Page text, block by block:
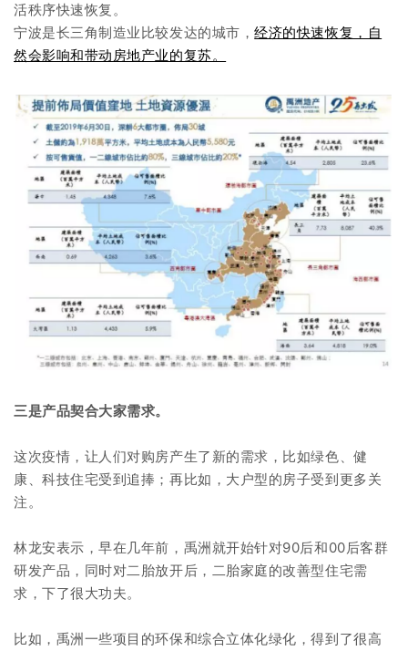
活秩序快速恢复。
宁波是长三角制造业比较发达的城市，经济的快速恢复，自
然会影响和带动房地产业的复苏。
三是产品契合大家需求。
这次疫情，让人们对购房产生了新的需求，比如绿色、健
康、科技住宅受到追捧；再比如，大户型的房子受到更多关
注。
林龙安表示，早在几年前，禹洲就开始针对90后和00后客群
研发产品，同时对二胎放开后，二胎家庭的改善型住宅需
求，下了很大功夫。
比如，禹洲一些项目的环保和综合立体化绿化，得到了很高